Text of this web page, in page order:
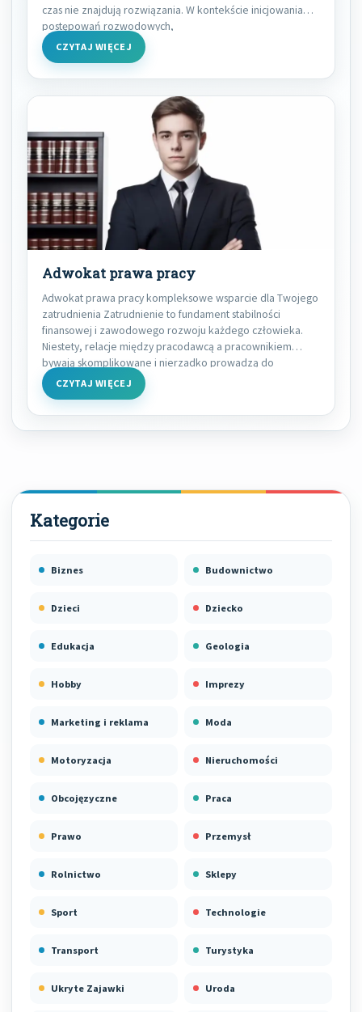
czas nie znajdują rozwiązania. W kontekście inicjowania
postępowań rozwodowych,
CZYTAJ WIĘCEJ
Adwokat prawa pracy
Adwokat prawa pracy kompleksowe wsparcie dla Twojego
zatrudnienia Zatrudnienie to fundament stabilności
finansowej i zawodowego rozwoju każdego człowieka.
Niestety, relacje między pracodawcą a pracownikiem
bywają skomplikowane i nierzadko prowadzą do
CZYTAJ WIĘCEJ
Biznes Budownictwo
Dzieci Dziecko
Edukacja Geologia
Hobby Imprezy
Marketing i reklama Moda
Motoryzacja Nieruchomości
Obcojęzyczne Praca
Prawo Przemysł
Rolnictwo Sklepy
Sport Technologie
Transport Turystyka
Ukryte Zajawki Uroda